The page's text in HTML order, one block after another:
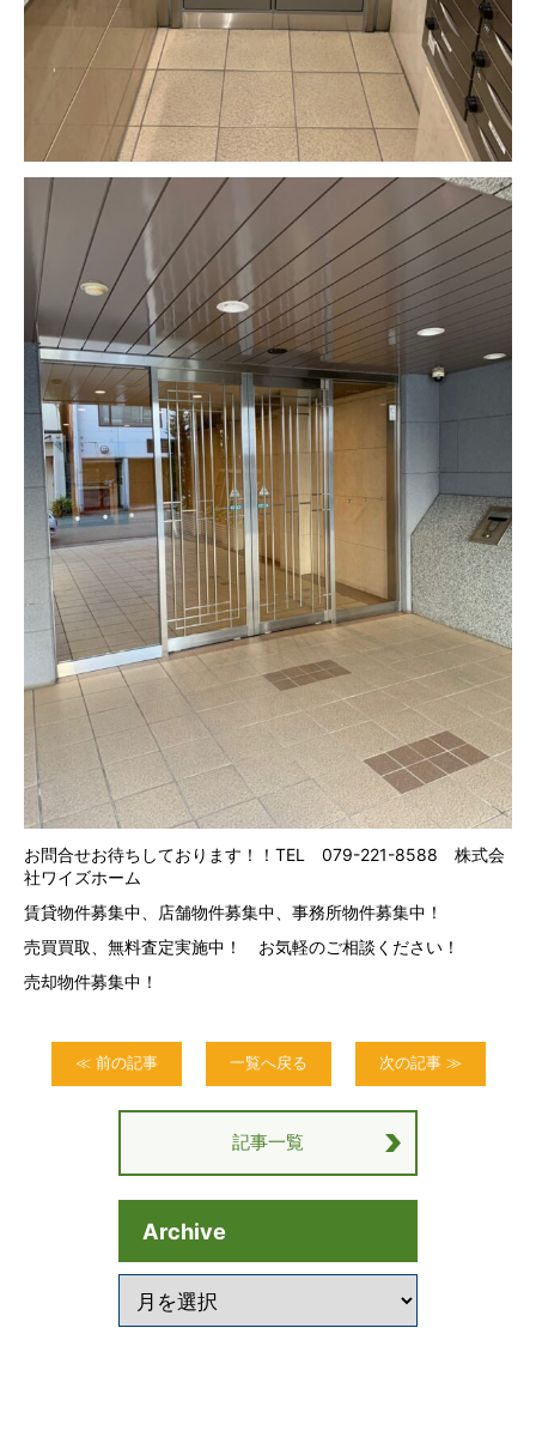
お問合せお待ちしております！！TEL 079-221-8588 株式会
社ワイズホーム
賃貸物件募集中、店舗物件募集中、事務所物件募集中！
売買買取、無料査定実施中！ お気軽のご相談ください！
売却物件募集中！
≪ 前の記事 一覧へ戻る 次の記事 ≫
記事一覧
Archive